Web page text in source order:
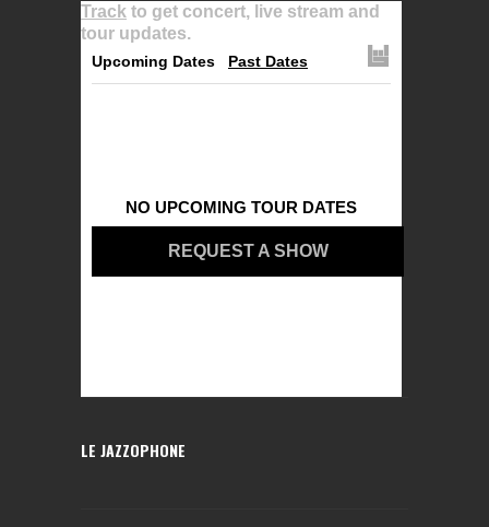
Track to get concert, live stream and
tour updates.
Upcoming Dates Past Dates
NO UPCOMING TOUR DATES
REQUEST A SHOW
LE JAZZOPHONE